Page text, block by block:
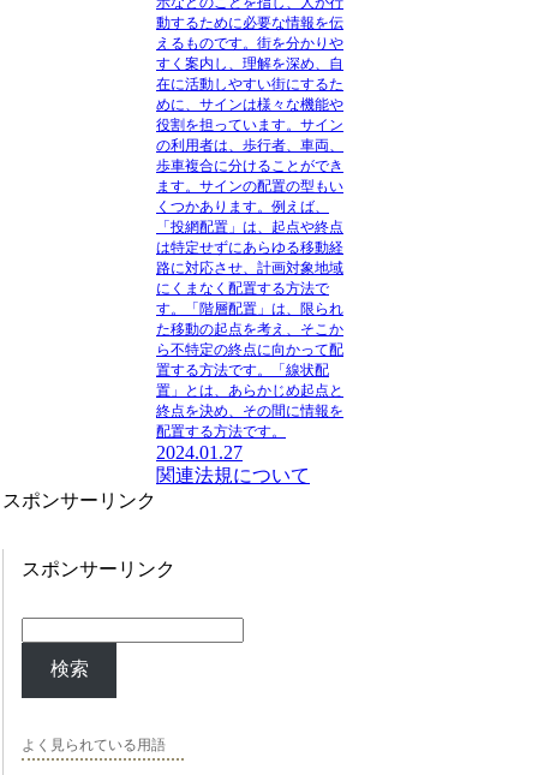
動するために必要な情報を伝
えるものです。 街を分かりや
すく案内し、理解を深め、自
在に活動しやすい街にするた
めに、サインは様々な機能や
役割を担っています。サイン
の利用者は、歩行者、車両、
歩車複合に分けることができ
ます。サインの配置の型もい
くつかあります。例えば、
「投網配置」は、起点や終点
は特定せずにあらゆる移動経
路に対応させ、計画対象地域
にくまなく配置する方法で
す。「階層配置」は、限られ
た移動の起点を考え、そこか
ら不特定の終点に向かって配
置する方法です。「線状配
置」とは、あらかじめ起点と
終点を決め、その間に情報を
配置する方法です。
2024.01.27
関連法規について
スポンサーリンク
スポンサーリンク
検索
よく見られている用語